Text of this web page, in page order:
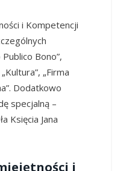
i Kompetencji
Bono”,
„Firma
Dodatkowo
specjalną –
Księcia Jana
i